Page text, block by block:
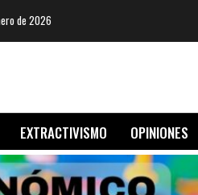
de 2026
EXTRACTIVISMO OPINIONES